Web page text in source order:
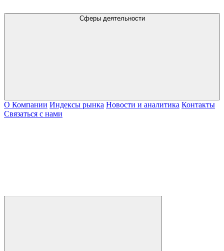
Сферы деятельности
О Компании Индексы рынка Новости и аналитика Контакты
Связаться с нами